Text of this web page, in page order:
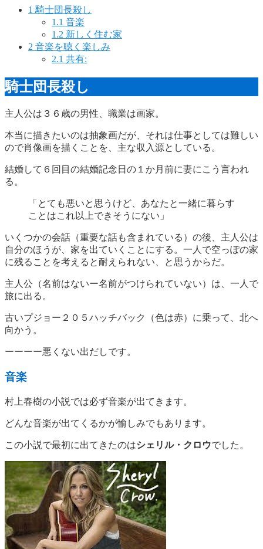
1 騎士団長殺し
1.1 音楽
1.2 新しく住む家
2 音楽を聴く楽しみ
2.1 共有:
騎士団長殺し
主人公は３６歳の男性、職業は画家。
本当に描きたいのは抽象画だが、それは仕事としては難しい
ので肖像画を描くことを、主な収入源としている。
結婚して６回目の結婚記念日の１か月前に妻にこう言われ
る。
「とても悪いと思うけど、あなたと一緒に暮らす
ことはこれ以上できそうにない」
いくつかの会話（重要な話も含まれている）の後、主人公は
自分のほうが、家を出ていくことにする。一人で空っぽの家
に残ることを考えると耐えられない、と思うからだ。
主人公（名前はないー名前がつけられていない）は、一人で
旅に出る。
古いプジョー２０５ハッチバック（色は赤）に乗って、北へ
向かう。
ーーーー悪くない出だしです。
音楽
村上春樹の小説では必ず音楽が出てきます。
どんな音楽が出てくるかが愉しみでもあります。
この小説で最初に出てきたのはシェリル・クロウでした。